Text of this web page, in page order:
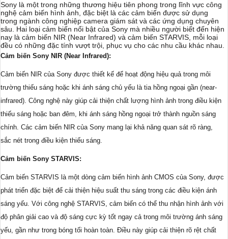
Sony là một trong những thương hiệu tiên phong trong lĩnh vực công
nghệ cảm biến hình ảnh, đặc biệt là các cảm biến được sử dụng
trong ngành công nghiệp camera giám sát và các ứng dụng chuyên
sâu. Hai loại cảm biến nổi bật của Sony mà nhiều người biết đến hiện
nay là cảm biến NIR (Near Infrared) và cảm biến STARVIS, mỗi loại
đều có những đặc tính vượt trội, phục vụ cho các nhu cầu khác nhau.
Cảm biến Sony NIR (Near Infrared):
Cảm biến NIR của Sony được thiết kế để hoạt động hiệu quả trong môi
trường thiếu sáng hoặc khi ánh sáng chủ yếu là tia hồng ngoại gần (near-
infrared). Công nghệ này giúp cải thiện chất lượng hình ảnh trong điều kiện
thiếu sáng hoặc ban đêm, khi ánh sáng hồng ngoại trở thành nguồn sáng
chính. Các cảm biến NIR của Sony mang lại khả năng quan sát rõ ràng,
sắc nét trong điều kiện thiếu sáng.
Cảm biến Sony STARVIS:
Cảm biến STARVIS là một dòng cảm biến hình ảnh CMOS của Sony, được
phát triển đặc biệt để cải thiện hiệu suất thu sáng trong các điều kiện ánh
sáng yếu. Với công nghệ STARVIS, cảm biến có thể thu nhận hình ảnh với
độ phân giải cao và độ sáng cực kỳ tốt ngay cả trong môi trường ánh sáng
yếu, gần như trong bóng tối hoàn toàn. Điều này giúp cải thiện rõ rệt chất